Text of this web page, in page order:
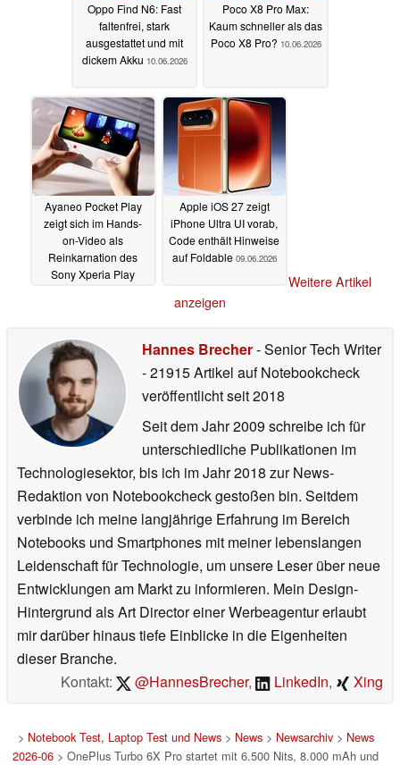
Oppo Find N6: Fast
faltenfrei, stark
ausgestattet und mit
dickem Akku 10.06.2026
Poco X8 Pro Max:
Kaum schneller als das
Poco X8 Pro? 10.06.2026
Ayaneo Pocket Play
zeigt sich im Hands-
on-Video als
Reinkarnation des
Sony Xperia Play
Apple iOS 27 zeigt
iPhone Ultra UI vorab,
Code enthält Hinweise
auf Foldable 09.06.2026
Weitere Artikel
anzeigen
Hannes Brecher- Senior Tech Writer
- 21915 Artikel auf Notebookcheck
veröffentlichtseit 2018
Seit dem Jahr 2009 schreibe ich für
unterschiedliche Publikationen im
Technologiesektor, bis ich im Jahr 2018 zur News-
Redaktion von Notebookcheck gestoßen bin. Seitdem
verbinde ich meine langjährige Erfahrung im Bereich
Notebooks und Smartphones mit meiner lebenslangen
Leidenschaft für Technologie, um unsere Leser über neue
Entwicklungen am Markt zu informieren. Mein Design-
Hintergrund als Art Director einer Werbeagentur erlaubt
mir darüber hinaus tiefe Einblicke in die Eigenheiten
dieser Branche.
Kontakt:
@HannesBrecher, LinkedIn, Xing
> Notebook Test, Laptop Test und News> News> Newsarchiv> News
2026-06 > OnePlus Turbo 6X Pro startet mit 6.500 Nits, 8.000 mAh und